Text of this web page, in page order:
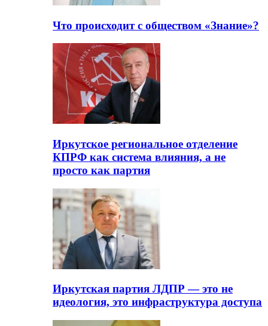
Что происходит с обществом «Знание»?
Иркутское региональное отделение
КПРФ как система влияния, а не
просто как партия
Иркутская партия ЛДПР — это не
идеология, это инфраструктура доступа